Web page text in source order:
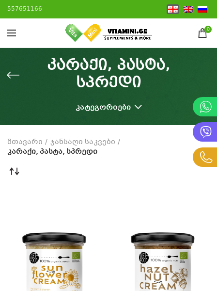
557651166
0
კარაქი, პასტა,
სპრედი
ᲙᲐᲢᲔᲒᲝᲠᲘᲔᲑᲘ
მთავარი
ჯანსაღი საკვები
კარაქი, პასტა, სპრედი